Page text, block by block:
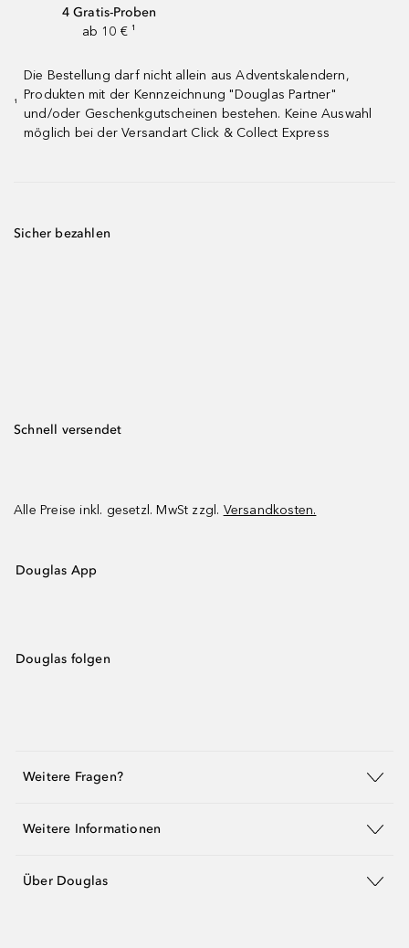
4 Gratis-Proben
ab 10 € ¹
¹
Die Bestellung darf nicht allein aus Adventskalendern,
Produkten mit der Kennzeichnung "Douglas Partner"
und/oder Geschenkgutscheinen bestehen. Keine Auswahl
möglich bei der Versandart Click & Collect Express
Sicher bezahlen
Schnell versendet
Alle Preise inkl. gesetzl. MwSt zzgl. Versandkosten.
Douglas App
Douglas folgen
Weitere Fragen?
Weitere Informationen
Über Douglas